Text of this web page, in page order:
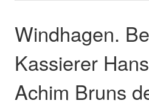
Windhagen.
Kassierer
Achim Bruns